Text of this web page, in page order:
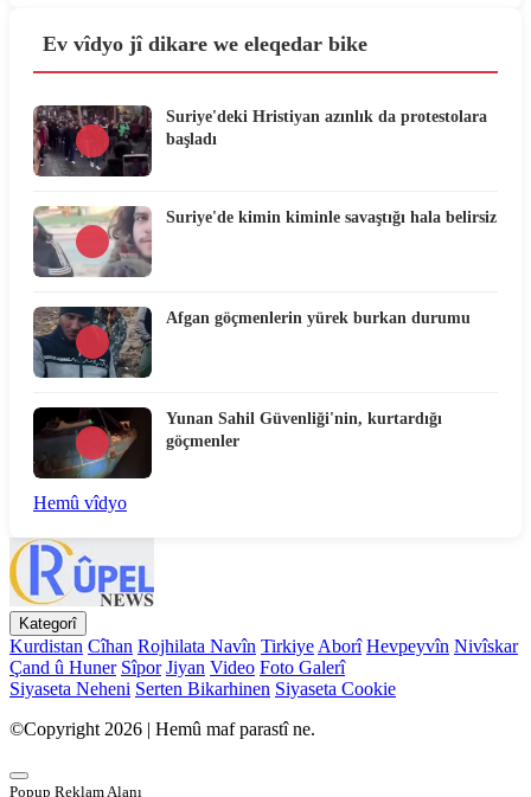
Ev vîdyo jî dikare we eleqedar bike
Suriye'deki Hristiyan azınlık da protestolara
başladı
Suriye'de kimin kiminle savaştığı hala belirsiz
Afgan göçmenlerin yürek burkan durumu
Yunan Sahil Güvenliği'nin, kurtardığı
göçmenler
Hemû vîdyo
Kategorî
Kurdistan Cîhan Rojhilata Navîn Tirkiye Aborî Hevpeyvîn Nivîskar
Çand û Huner Sîpor Jiyan Video Foto Galerî
Siyaseta Neheni Serten Bikarhinen Siyaseta Cookie
©Copyright 2026 | Hemû maf parastî ne.
Popup Reklam Alanı